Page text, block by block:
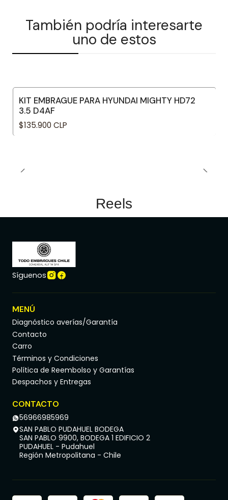
También podría interesarte
uno de estos
KIT EMBRAGUE PARA HYUNDAI MIGHTY HD72
3.5 D4AF
$135.900 CLP
Reels
Síguenos
MENÚ
Diagnóstico averías/Garantía
Contacto
Carro
Términos y Condiciones
Política de Reembolso y Garantías
Despachos y Entregas
CONTACTO
56966985969
SAN PABLO PUDAHUEL BODEGA
SAN PABLO 9900, BODEGA 1 EDIFICIO 2
PUDAHUEL - Pudahuel
Región Metropolitana - Chile